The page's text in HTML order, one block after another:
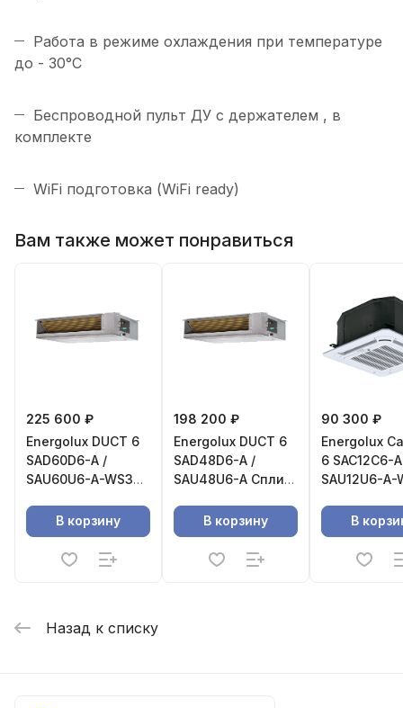
Работа в режиме охлаждения при температуре
до - 30°C
Беспроводной пульт ДУ с держателем , в
комплекте
WiFi подготовка (WiFi ready)
Вам также может понравиться
225 600 ₽
Energolux DUCT 6
SAD60D6-A /
SAU60U6-A-WS30
канального типа
В корзину
198 200 ₽
Energolux DUCT 6
SAD48D6-A /
SAU48U6-A Сплит-
канального типа
В корзину
90 300 ₽
Energolux
6 SAC12C6-
SAU12U6-A-
система
В
Назад к списку